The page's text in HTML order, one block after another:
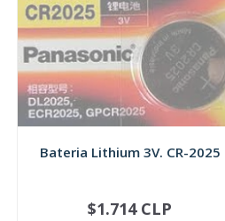
Bateria Lithium 3V. CR-2025
SOLD OUT
$1.714 CLP